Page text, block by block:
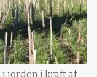
i jorden i kraft af